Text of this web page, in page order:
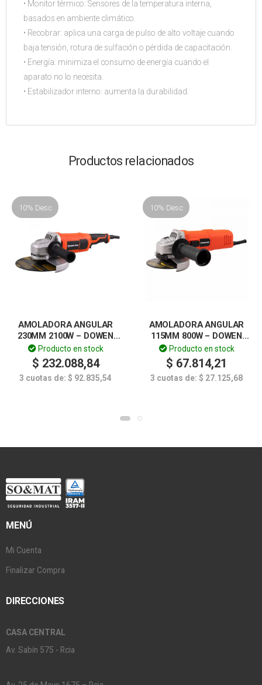
• Monitor térmico: Sensores de la temperatura interna,
basados en ambiente climático.
• Recobrar: aplica una carga de pulso de alto voltaje cuando
baja tensión, rotura de sulfación o pérdida de capacitación.
• Energía: minimiza el consumo de energía cuando el
aparato no lo necesita.
• Estabilizador interno: aumenta la durabilidad.
Productos relacionados
10% Desc
AMOLADORA ANGULAR
230MM 2100W – DOWEN
PAGIO
Producto en stock
$ 232.088,84
3 cuotas de: $ 92.835,54
10% Desc
AMOLADORA ANGULAR
115MM 800W – DOWEN
PAGIO
Producto en stock
$ 67.814,21
3 cuotas de: $ 27.125,68
MENÚ
Mi Cuenta
Finalizar Compra
DIRECCIONES
CASA CENTRAL
Av. Sabín 575 - Rcia